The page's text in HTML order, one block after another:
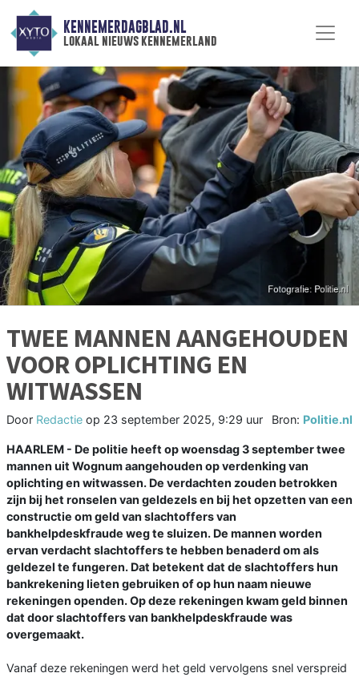
KENNEMERDAGBLAD.NL
lokaal nieuws kennemerland
TWEE MANNEN AANGEHOUDEN
VOOR OPLICHTING EN
WITWASSEN
Door Redactie op 23 september 2025, 9:29 uur Bron: Politie.nl
HAARLEM - De politie heeft op woensdag 3 september twee
mannen uit Wognum aangehouden op verdenking van
oplichting en witwassen. De verdachten zouden betrokken
zijn bij het ronselen van geldezels en bij het opzetten van een
constructie om geld van slachtoffers van
bankhelpdeskfraude weg te sluizen. De mannen worden
ervan verdacht slachtoffers te hebben benaderd om als
geldezel te fungeren. Dat betekent dat de slachtoffers hun
bankrekening lieten gebruiken of op hun naam nieuwe
rekeningen openden. Op deze rekeningen kwam geld binnen
dat door slachtoffers van bankhelpdeskfraude was
overgemaakt.
Vanaf deze rekeningen werd het geld vervolgens snel verspreid